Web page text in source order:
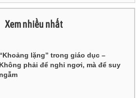
Xem nhiều nhất
“Khoảng lặng” trong giáo dục –
Không phải để nghỉ ngơi, mà để suy
ngẫm